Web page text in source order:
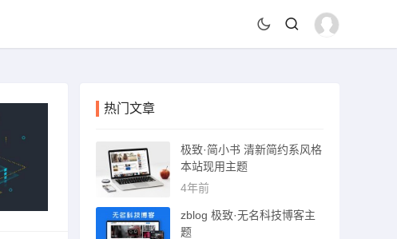
热门文章
极致·简小书 清新简约系风格
本站现用主题
4年前
zblog 极致·无名科技博客主
题